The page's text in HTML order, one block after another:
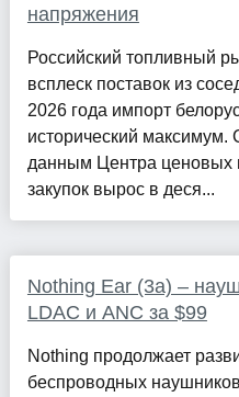
напряжения
Российский топливный
всплеск поставок из
2026 года импорт
исторический
данным Центра
закупок вырос в деся...
Nothing Ear (3a) –
LDAC и ANC за $99
Nothing продолжает
беспроводных